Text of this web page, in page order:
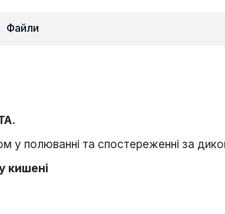
Файли
у полюванні та спостереженні за
кишені